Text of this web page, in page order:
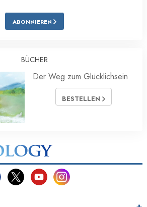
ABONNIEREN
BÜCHER
Der Weg zum Glücklichsein
BESTELLEN